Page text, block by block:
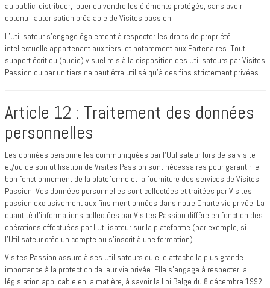
au public, distribuer, louer ou vendre les éléments protégés, sans avoir
obtenu l’autorisation préalable de Visites passion.
L’Utilisateur s’engage également à respecter les droits de propriété
intellectuelle appartenant aux tiers, et notamment aux Partenaires. Tout
support écrit ou (audio) visuel mis à la disposition des Utilisateurs par Visites
Passion ou par un tiers ne peut être utilisé qu’à des fins strictement privées.
Article 12 : Traitement des données
personnelles
Les données personnelles communiquées par l’Utilisateur lors de sa visite
et/ou de son utilisation de Visites Passion sont nécessaires pour garantir le
bon fonctionnement de la plateforme et la fourniture des services de Visites
Passion. Vos données personnelles sont collectées et traitées par Visites
passion exclusivement aux fins mentionnées dans notre Charte vie privée. La
quantité d’informations collectées par Visites Passion diffère en fonction des
opérations effectuées par l’Utilisateur sur la plateforme (par exemple, si
l’Utilisateur crée un compte ou s’inscrit à une formation).
Visites Passion assure à ses Utilisateurs qu’elle attache la plus grande
importance à la protection de leur vie privée. Elle s’engage à respecter la
législation applicable en la matière, à savoir la Loi Belge du 8 décembre 1992